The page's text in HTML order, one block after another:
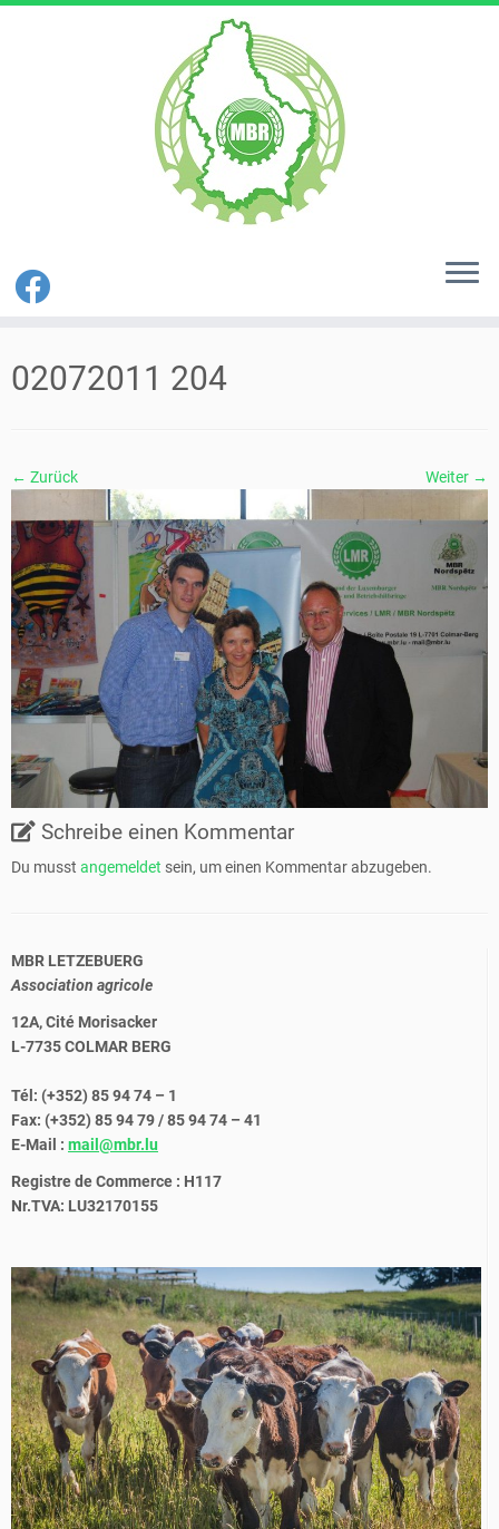
Inhalt
springen
02072011 204
← Zurück Weiter →
Schreibe einen Kommentar
Du musst angemeldet sein, um einen Kommentar abzugeben.
MBR LETZEBUERG
Association agricole
12A, Cité Morisacker
L-7735 COLMAR BERG
Tél: (+352) 85 94 74 – 1
Fax: (+352) 85 94 79 / 85 94 74 – 41
E-Mail : mail@mbr.lu
Registre de Commerce : H117
Nr.TVA: LU32170155